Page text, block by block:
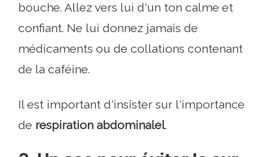
bouche. Allez vers lui d'un ton calme et
confiant. Ne lui donnez jamais de
médicaments ou de collations contenant
de la caféine.
Il est important d'insister sur l'importance
de respiration abdominalel.